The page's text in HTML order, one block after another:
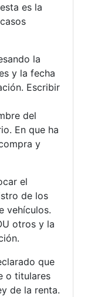
es la
la
y la fecha
Escribir
del
En que ha
y
el
de los
vehículos.
otros y la
que
o titulares
de la renta.